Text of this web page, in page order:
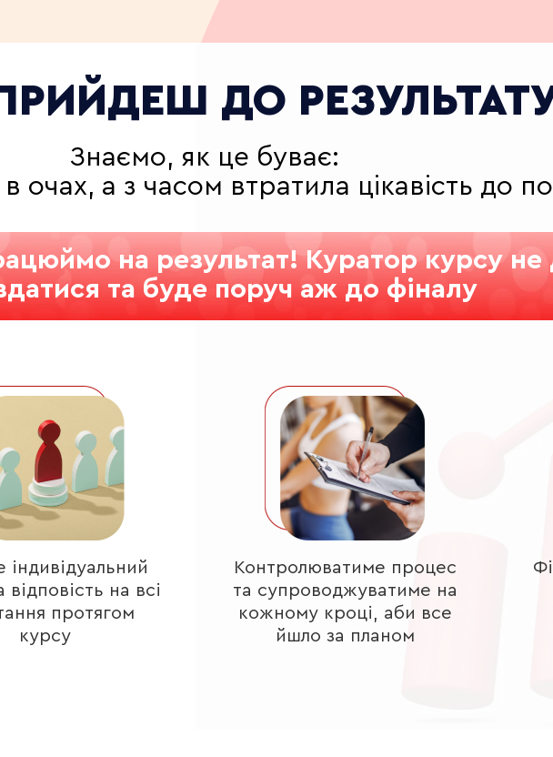
індивідуальний
відповість на всі
протягом
курсу
Контролюватиме процес
та супроводжуватиме на
кожному кроці, аби все
йшло за планом
ДО
Знаємо, як це буває:
очах, а з часом втратила цікавість до
на результат! Куратор курсу не
та буде поруч аж до фіналу